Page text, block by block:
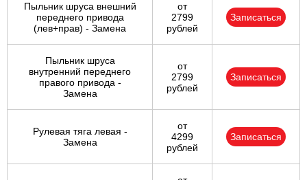
Пыльник шруса внешний
переднего привода
(лев+прав) - Замена
от
2799
рублей
Записаться
Пыльник шруса
внутренний переднего
правого привода -
Замена
от
2799
рублей
Записаться
Рулевая тяга левая -
Замена
от
4299
рублей
Записаться